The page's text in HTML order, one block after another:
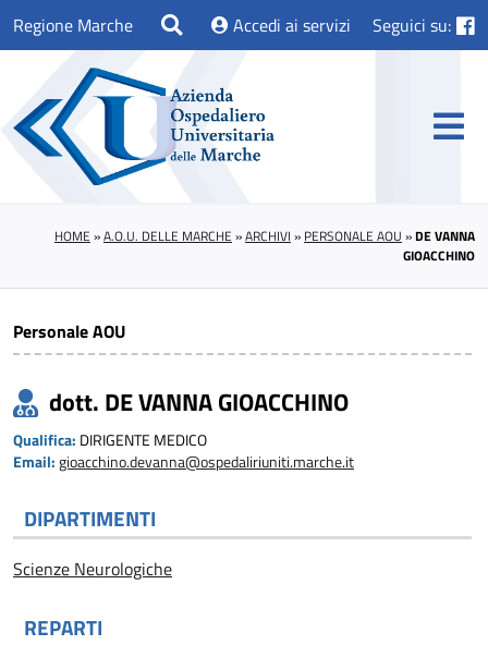
Regione Marche Accedi ai servizi Seguici su:
HOME »A.O.U. DELLE MARCHE »ARCHIVI » PERSONALE AOU »DE VANNA
GIOACCHINO
Personale AOU
dott. DE VANNA GIOACCHINO
Qualifica: DIRIGENTE MEDICO
Email: gioacchino.devanna@ospedaliriuniti.marche.it
DIPARTIMENTI
Scienze Neurologiche
REPARTI